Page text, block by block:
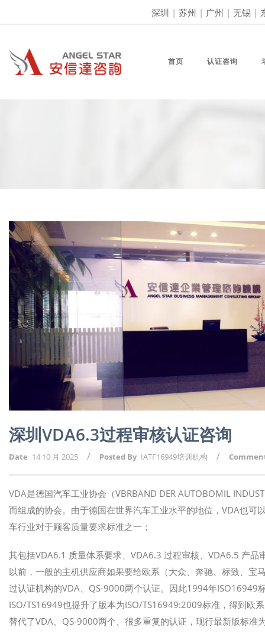
深圳 | 苏州 | 广州 | 无锡 |
首页 认证咨询
深圳VDA6.3过程审核认证咨询
Date 14 10 月 2025 / Posted By IATF16949培训机构 /
VDA是德国汽车工业协会（VBRBAND DER AUTOBOMIL
而组成的协会。由于德国在世界汽车工业水平的地位，VDA也
车行业对于顾客质量要求标准之一；
其包括VDA6.1 质量体系要求、VDA6.3 过程审核、VDA6.5 产
以前，一般的主机供应商如果要给欧系（大众、奔驰、标致、宝
过认证机构的VDA、QS-9000两个认证。因此1994年
ISO/TS16949也提升了版本为ISO/TS16949:2009标准，得到欧
替代了VDA、QS-9000两个、很多重复的认证，现行最新版标准